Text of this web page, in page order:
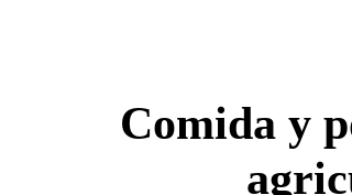
Comida y